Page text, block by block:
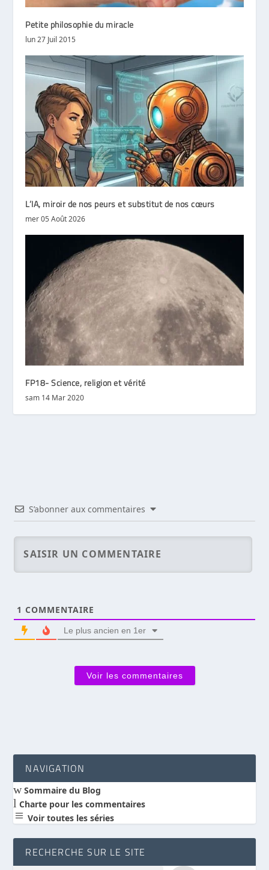
Petite philosophie du miracle
lun 27 Juil 2015
L’IA, miroir de nos peurs et substitut de nos cœurs
mer 05 Août 2026
FP18- Science, religion et vérité
sam 14 Mar 2020
S’abonner aux commentaires
1 COMMENTAIRE
Le plus ancien en 1er
Voir les commentaires
NAVIGATION
wSommaire du Blog
l Charte pour les commentaires
a Voir toutes les séries
RECHERCHE SUR LE SITE